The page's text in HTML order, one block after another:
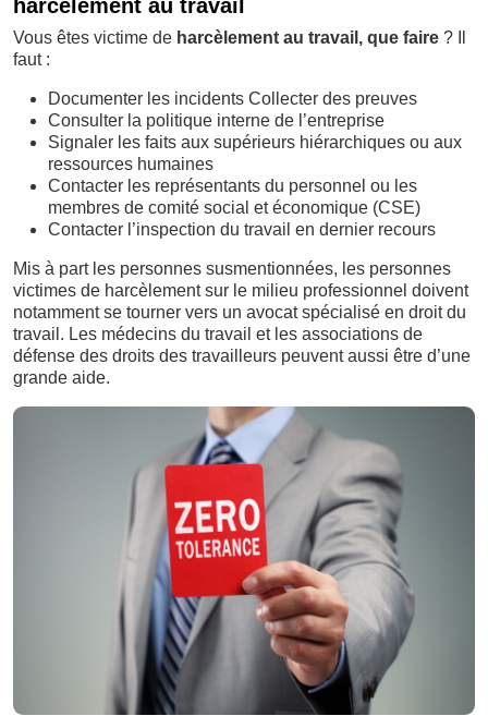
harcèlement au travail
Vous êtes victime de harcèlement au travail, que faire ? Il
faut :
Documenter les incidents Collecter des preuves
Consulter la politique interne de l’entreprise
Signaler les faits aux supérieurs hiérarchiques ou aux
ressources humaines
Contacter les représentants du personnel ou les
membres de comité social et économique (CSE)
Contacter l’inspection du travail en dernier recours
Mis à part les personnes susmentionnées, les personnes
victimes de harcèlement sur le milieu professionnel doivent
notamment se tourner vers un avocat spécialisé en droit du
travail. Les médecins du travail et les associations de
défense des droits des travailleurs peuvent aussi être d’une
grande aide.